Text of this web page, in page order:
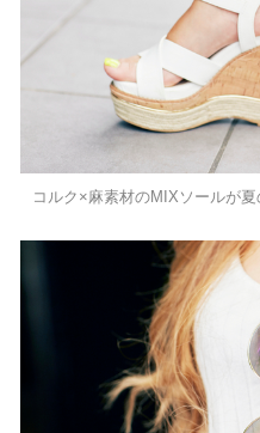
コルク×麻素材のMIXソールが